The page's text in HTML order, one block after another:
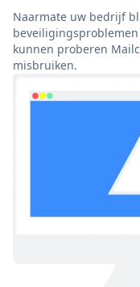
Naarmate uw bedrijf
kunnen proberen
misbruiken.